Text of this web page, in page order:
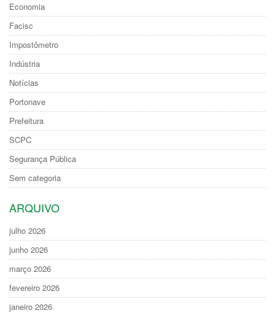
Economia
Facisc
Impostômetro
Indústria
Notícias
Portonave
Prefeitura
SCPC
Segurança Pública
Sem categoria
ARQUIVO
julho 2026
junho 2026
março 2026
fevereiro 2026
janeiro 2026